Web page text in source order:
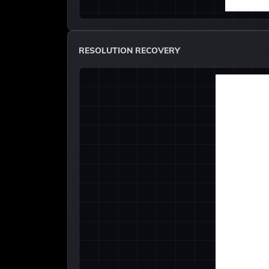
RESOLUTION RECOVERY